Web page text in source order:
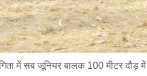
में सब जूनियर बालक 100 मीटर दौड़